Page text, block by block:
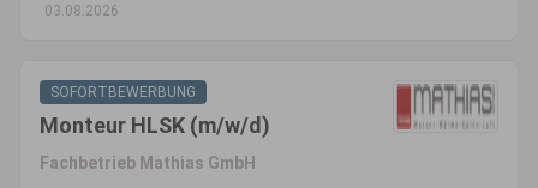
03.08.2026
SOFORTBEWERBUNG
Monteur HLSK (m/w/d)
Fachbetrieb Mathias GmbH